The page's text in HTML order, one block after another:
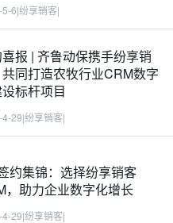
6|纷享销客|
报 | 齐鲁动保携手纷享销
同打造农牧行业CRM数字
标杆项目
29|纷享销客|
约集锦：选择纷享销客
，助力企业数字化增长
29|纷享销客|